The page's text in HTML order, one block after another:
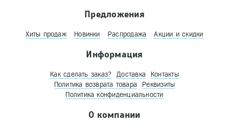
Предложения
Хиты продаж Новинки Распродажа Акции и скидки
Информация
Как сделать заказ? Доставка
Контакты
Политика возврата товара
Реквизиты
Политика конфиденциальности
О компании